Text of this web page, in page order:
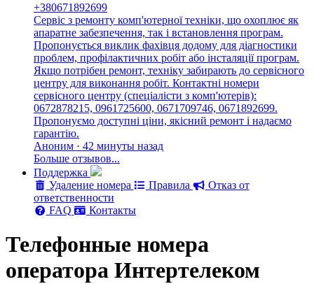
+380671892699
Сервіс з ремонту комп'ютерної техніки, що охоплює як
апаратне забезпечення, так і встановлення програм.
Пропонується виклик фахівця додому для діагностики
проблем, профілактичних робіт або інсталяції програм.
Якщо потрібен ремонт, техніку забирають до сервісного
центру для виконання робіт. Контактні номери
сервісного центру (спеціалісти з комп'ютерів):
0672878215, 0961725600, 0671709746, 0671892699.
Пропонуємо доступні ціни, якісний ремонт і надаємо
гарантію.
Аноним · 42 минуты назад
Больше отзывов...
Поддержка
Удаление номера
Правила
Отказ от
ответственности
FAQ
Контакты
Телефонные номера
оператора Интертелеком